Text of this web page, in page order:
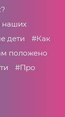
наших
дети
#Как
положено
#Про